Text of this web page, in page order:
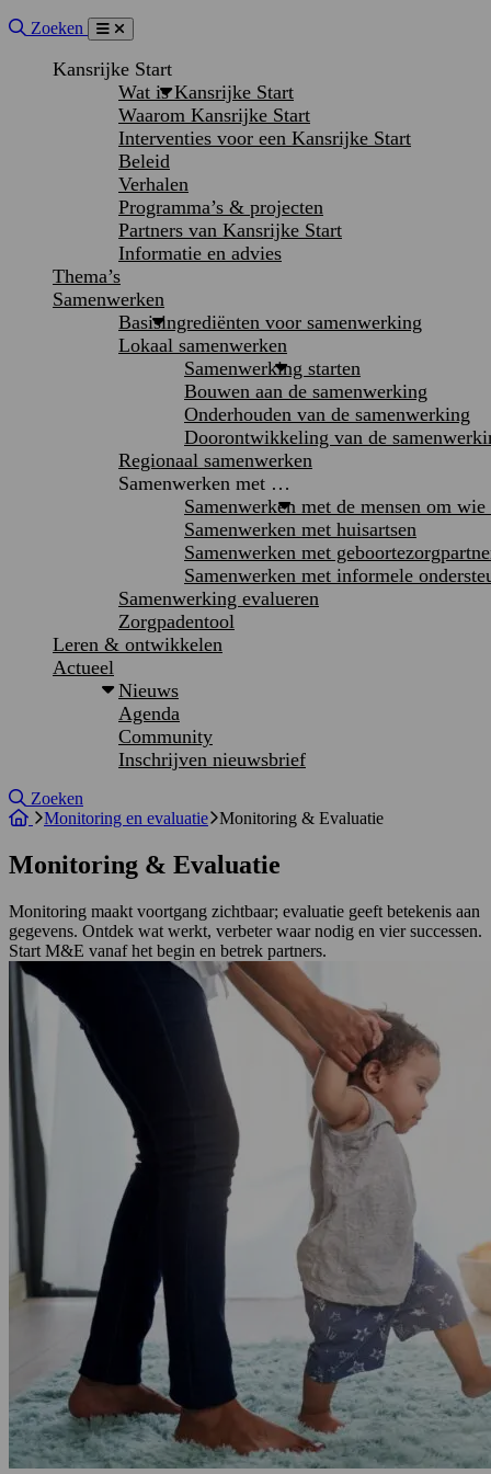
Site doorzoeken
Zoeken
Menu
Sluiten
Kansrijke Start
Wat is Kansrijke Start
Waarom Kansrijke Start
Interventies voor een Kansrijke Start
Beleid
Verhalen
Programma’s & projecten
Partners van Kansrijke Start
Informatie en advies
Thema’s
Samenwerken
Basisingrediënten voor samenwerking
Lokaal samenwerken
Samenwerking starten
Bouwen aan de samenwerking
Onderhouden van de samenwerking
Doorontwikkeling van de
Regionaal samenwerken
Samenwerken met …
Samenwerken met de mensen om wie
Samenwerken met huisartsen
Samenwerken met
Samenwerken met informele
Samenwerking evalueren
Zorgpadentool
Leren & ontwikkelen
Actueel
Nieuws
Agenda
Community
Inschrijven nieuwsbrief
Site doorzoeken
Zoeken
Monitoring en evaluatie Monitoring & Evaluatie
Monitoring & Evaluatie
Monitoring maakt voortgang zichtbaar; evaluatie geeft betekenis aan
gegevens. Ontdek wat werkt, verbeter waar nodig en vier successen.
Start M&E vanaf het begin en betrek partners.